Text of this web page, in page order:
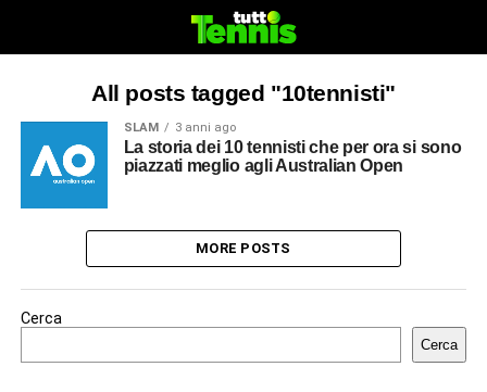
All posts tagged "10tennisti"
SLAM 3 anni ago
La storia dei 10 tennisti che per ora si sono
piazzati meglio agli Australian Open
MORE POSTS
Cerca
Cerca